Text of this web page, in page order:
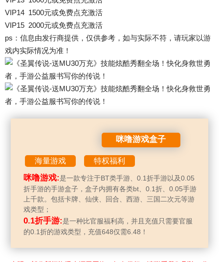
VIP14 1500元或免费点充激活
VIP15 2000元或免费点充激活
ps：信息由发行商提供，仅供参考，如与实际不符，请玩家以游
戏内实际情况为准！
咪噜游戏盒子
海量游戏 特权福利
咪噜游戏:是一款专注于BT类手游、0.1折手游以及0.05
折手游的手游盒子，盒子内拥有各类bt、0.1折、0.05手游
上千款。包括卡牌、仙侠、回合、西游、三国二次元等游
戏类型；
0.1折手游:是一种比官服福利高，并且充值只需要官服
的0.1折的游戏类型，充值648仅需6.48！